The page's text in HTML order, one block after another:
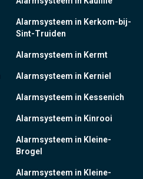
Alarmsysteem in Kerkom-bij-
Sint-Truiden
Alarmsysteem in Kermt
Alarmsysteem in Kerniel
Alarmsysteem in Kessenich
Alarmsysteem in Kinrooi
Alarmsysteem in Kleine-
Brogel
Alarmsysteem in Kleine-